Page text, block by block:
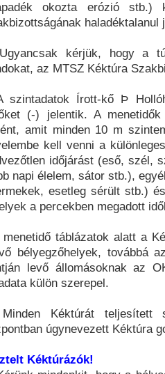
okozta erózió
kérjük, hogy a
az MTSZ Kéktúra
Írott-kő Þ
(-) jelentik. A
amit minden 10 m
kell venni a
időjárást (eső, szél,
napi élelem, sátor stb.),
esetleg sérült stb.)
a percekben megadott
táblázatok alatt a
bélyegzőhelyek, továbbá
levő állomásoknak az
külön szerepel.
Kéktúrát teljesített
úgynevezett Kéktúra
Kéktúrázók!